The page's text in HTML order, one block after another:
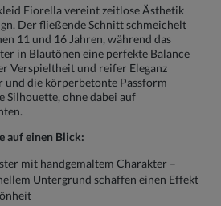
Fiorella vereint zeitlose Ästhetik
Der fließende Schnitt schmeichelt
11 und 16 Jahren, während das
in Blautönen eine perfekte Balance
Verspieltheit und reifer Eleganz
und die körperbetonte Passform
Silhouette, ohne dabei auf
auf einen Blick:
mit handgemaltem Charakter –
Untergrund schaffen einen Effekt